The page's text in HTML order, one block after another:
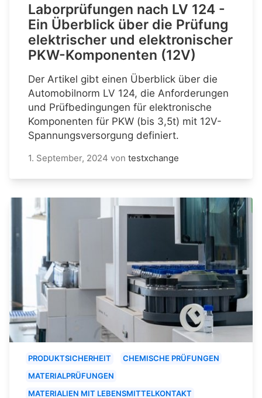
Laborprüfungen nach LV 124 -
Ein Überblick über die Prüfung
elektrischer und elektronischer
PKW-Komponenten (12V)
Der Artikel gibt einen Überblick über die
Automobilnorm LV 124, die Anforderungen
und Prüfbedingungen für elektronische
Komponenten für PKW (bis 3,5t) mit 12V-
Spannungsversorgung definiert.
1. September, 2024 von testxchange
PRODUKTSICHERHEIT
CHEMISCHE PRÜFUNGEN
MATERIALPRÜFUNGEN
MATERIALIEN MIT LEBENSMITTELKONTAKT